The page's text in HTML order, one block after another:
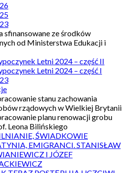
sfinansowane ze środków
od Ministerstwa Edukacji i
Letni 2024 – część II
Letni 2024 – część I
stanu zachowania
rządowych w Wielkiej Brytanii
planu renowacji grobu
Leona Bilińskiego
ŚWIADKOWIE
EMIGRANCI. STANISŁAW
I JÓZEF